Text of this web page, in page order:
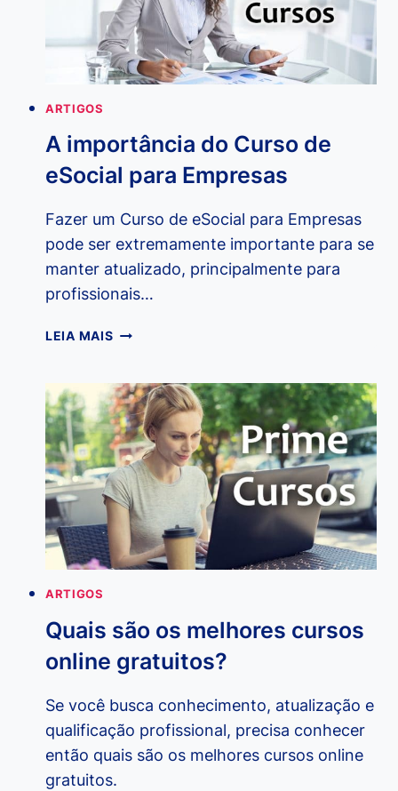
ARTIGOS
A importância do Curso de
eSocial para Empresas
Fazer um Curso de eSocial para Empresas
pode ser extremamente importante para se
manter atualizado, principalmente para
profissionais…
LEIA MAISA
CURSO
DE
ESOCIAL
PARA
EMPRESAS
ARTIGOS
Quais são os melhores cursos
online gratuitos?
Se você busca conhecimento, atualização e
qualificação profissional, precisa conhecer
então quais são os melhores cursos online
gratuitos.